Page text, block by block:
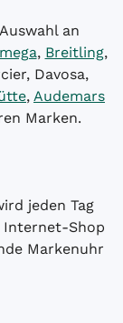
an
, Breitling,
Davosa,
, Audemars
Marken.
jeden Tag
Internet-Shop
Markenuhr